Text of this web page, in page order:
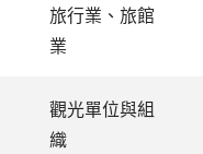
旅行業、旅館
業
觀光單位與組
織